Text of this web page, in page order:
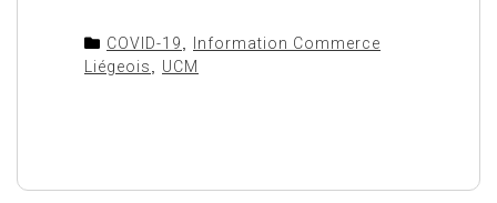
COVID-19
Information Commerce
Liégeois
UCM